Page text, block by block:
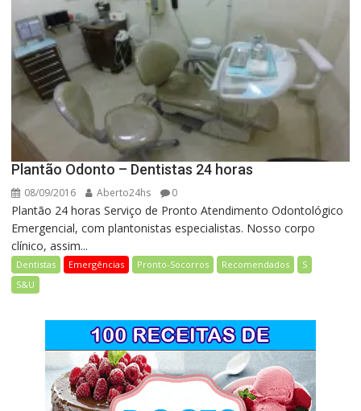
Plantão Odonto – Dentistas 24 horas
08/09/2016 Aberto24hs 0
Plantão 24 horas Serviço de Pronto Atendimento Odontológico
Emergencial, com plantonistas especialistas. Nosso corpo
clínico, assim...
Dentistas Emergências Pronto-Socorros Recomendados
S
S&U